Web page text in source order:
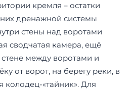
кремля – остатки
дренажной системы
стены над воротами
сводчатая камера, ещё
между воротами и
от ворот, на берегу реки, в
колодец-«тайник». Для